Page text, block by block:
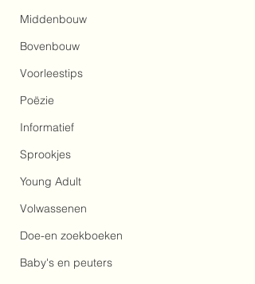
Middenbouw
Bovenbouw
Voorleestips
Poëzie
Informatief
Sprookjes
Young Adult
Volwassenen
Doe-en zoekboeken
Baby's en peuters